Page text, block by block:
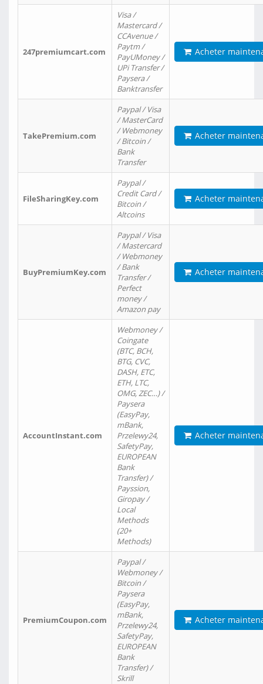
247premiumcart.com
Visa /
Mastercard /
CCAvenue /
Paytm /
PayUMoney /
UPi Transfer /
Paysera /
Banktransfer
Acheter
TakePremium.com
Paypal / Visa
/ MasterCard
/ Webmoney
/ Bitcoin /
Bank
Transfer
Acheter
FileSharingKey.com
Paypal /
Credit Card /
Bitcoin /
Altcoins
Acheter
BuyPremiumKey.com
Paypal / Visa
/ Mastercard
/ Webmoney
/ Bank
Transfer /
Perfect
money /
Amazon pay
Acheter
AccountInstant.com
Webmoney /
Coingate
(BTC, BCH,
BTG, CVC,
DASH, ETC,
ETH, LTC,
OMG, ZEC…) /
Paysera
(EasyPay,
mBank,
Przelewy24,
SafetyPay,
EUROPEAN
Bank
Transfer) /
Payssion,
Giropay /
Local
Methods
(20+
Methods)
Acheter
PremiumCoupon.com
Paypal /
Webmoney /
Bitcoin /
Paysera
(EasyPay,
mBank,
Przelewy24,
SafetyPay,
EUROPEAN
Bank
Transfer) /
Skrill
Acheter